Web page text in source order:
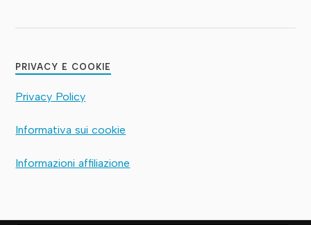
PRIVACY E COOKIE
Privacy Policy
Informativa sui cookie
Informazioni affiliazione